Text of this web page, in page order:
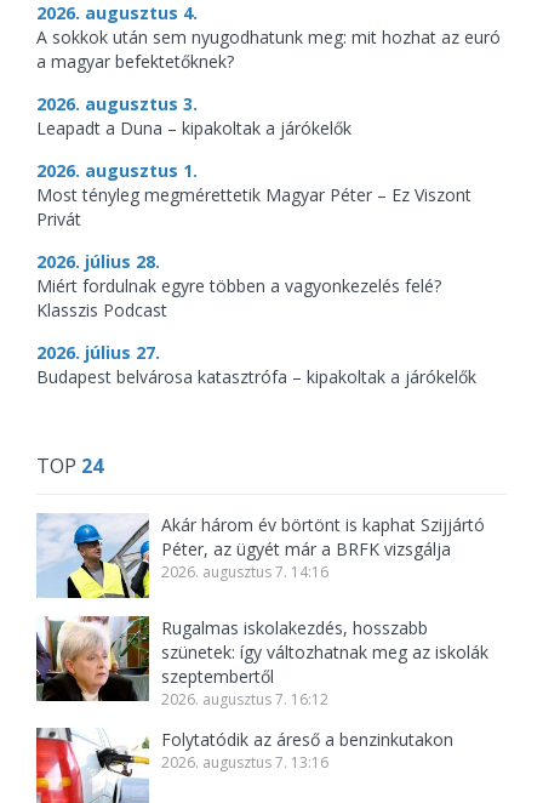
2026. augusztus 4.
A sokkok után sem nyugodhatunk meg: mit hozhat az euró
a magyar befektetőknek?
2026. augusztus 3.
Leapadt a Duna – kipakoltak a járókelők
2026. augusztus 1.
Most tényleg megmérettetik Magyar Péter – Ez Viszont
Privát
2026. július 28.
Miért fordulnak egyre többen a vagyonkezelés felé?
Klasszis Podcast
2026. július 27.
Budapest belvárosa katasztrófa – kipakoltak a járókelők
TOP 24
Akár három év börtönt is kaphat Szijjártó
Péter, az ügyét már a BRFK vizsgálja
2026. augusztus 7. 14:16
Rugalmas iskolakezdés, hosszabb
szünetek: így változhatnak meg az iskolák
szeptembertől
2026. augusztus 7. 16:12
Folytatódik az áreső a benzinkutakon
2026. augusztus 7. 13:16